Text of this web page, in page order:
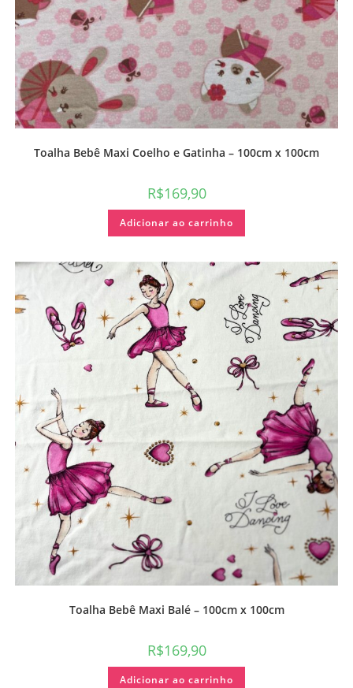
Toalha Bebê Maxi Coelho e Gatinha – 100cm x 100cm
R$169,90
Adicionar ao carrinho
Toalha Bebê Maxi Balé – 100cm x 100cm
R$169,90
Adicionar ao carrinho